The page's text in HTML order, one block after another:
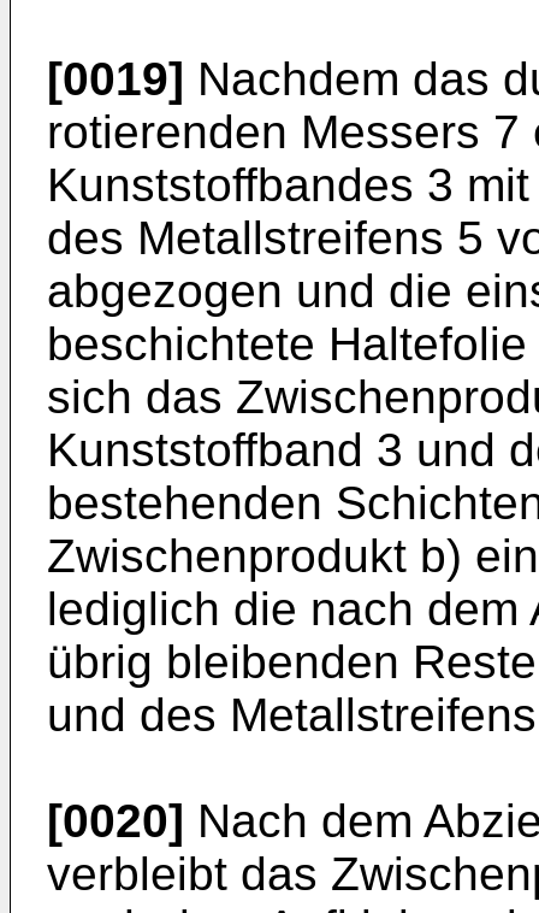
[0019] Nachdem das
rotierenden Messers
Kunststoffbandes 3
des Metallstreifens 5
abgezogen und die
beschichtete
sich das
Kunststoffband 3 und
bestehenden
Zwischenprodukt b)
lediglich die nach
übrig bleibenden
und des
[0020] Nach dem
verbleibt das